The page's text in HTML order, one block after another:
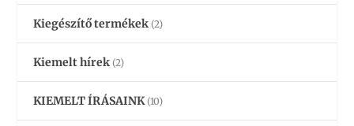
Kiegészítő termékek (2)
Kiemelt hírek (2)
KIEMELT ÍRÁSAINK (10)